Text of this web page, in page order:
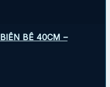
BỂ 40CM –